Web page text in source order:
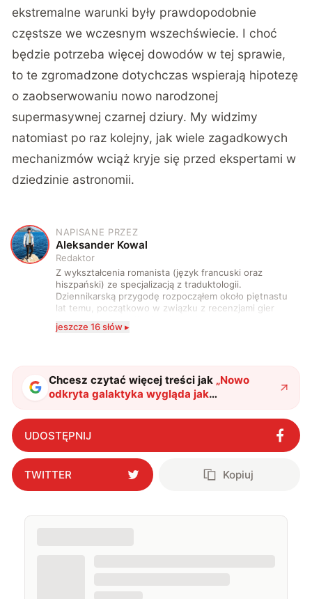
ekstremalne warunki były prawdopodobnie
częstsze we wczesnym wszechświecie. I choć
będzie potrzeba więcej dowodów w tej sprawie,
to te zgromadzone dotychczas wspierają hipotezę
o zaobserwowaniu nowo narodzonej
supermasywnej czarnej dziury. My widzimy
natomiast po raz kolejny, jak wiele zagadkowych
mechanizmów wciąż kryje się przed ekspertami w
dziedzinie astronomii.
A
NAPISANE PRZEZ
Aleksander Kowal
Redaktor
Z wykształcenia romanista (język francuski oraz
hiszpański) ze specjalizacją z traduktologii.
Dziennikarską przygodę rozpocząłem około piętnastu
lat temu, początkowo w związku z recenzjami gier
komputerowych i filmów. Obecnie publikuję
zdecydowanie częściej na tematy związane z nauką
także uprawiać oraz oglądać sport.
jeszcze 16 słów ▸
Chcesz czytać więcej treści jak „Nowo
odkryta galaktyka wygląda jak
nieskończoność. Użyją jej do rozwikłania
wielkiej zagadki wszechświata"?
UDOSTĘPNIJ
TWITTER Kopiuj